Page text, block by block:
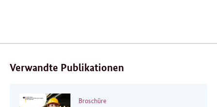
Verwandte Publikationen
Broschüre